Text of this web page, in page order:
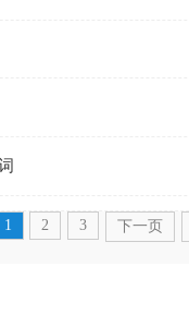
1 2 3 下一页